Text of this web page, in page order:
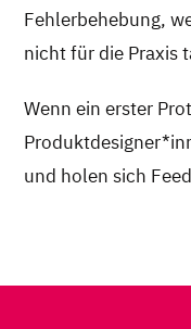
Fehlerbehebung,
nicht für die Praxis
Wenn ein erster
und holen sich